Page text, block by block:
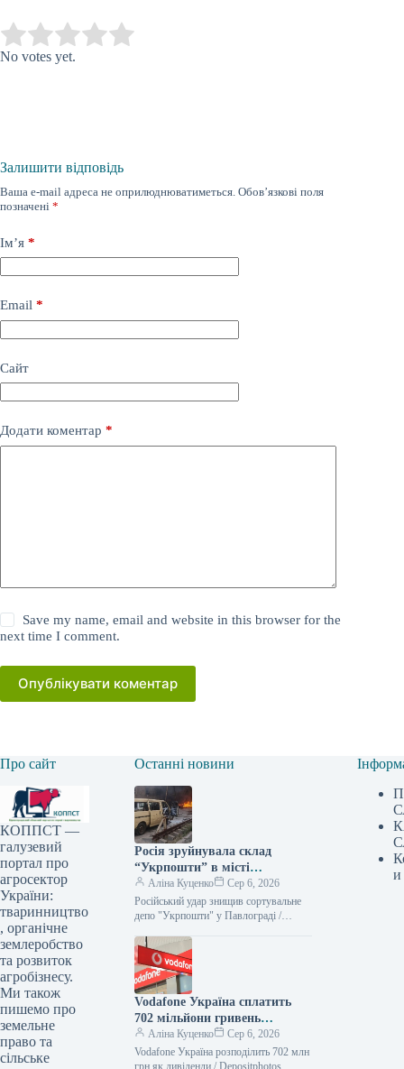
Rate this item:
No votes yet.
Залишити відповідь
Ваша e-mail адреса не оприлюднюватиметься. Обов’язкові поля
позначені *
Ім’я *
Email *
Сайт
Додати коментар *
Save my name, email and website in this browser for the
next time I comment.
Опублікувати коментар
Про сайт
КОППСТ —
галузевий
портал про
агросектор
України:
тваринництво
, органічне
землеробство
та розвиток
агробізнесу.
Ми також
пишемо про
земельне
право та
сільське
Останні новини
Росія зруйнувала склад
“Укрпошти” в місті
Павлоград: є жертви та
постраждалий
Аліна Куценко
Сер 6, 2026
Російський удар знищив сортувальне
депо "Укрпошти" у Павлограді /
атаку на Павлоград, що на
Дніпропетровщині, зруйнувавши
Vodafone Україна сплатить
702 мільйони гривень
дивідендів — Delo.ua
Аліна Куценко
Сер 6, 2026
Vodafone Україна розподілить 702 млн
грн як дивіденди / Depositphotos
и